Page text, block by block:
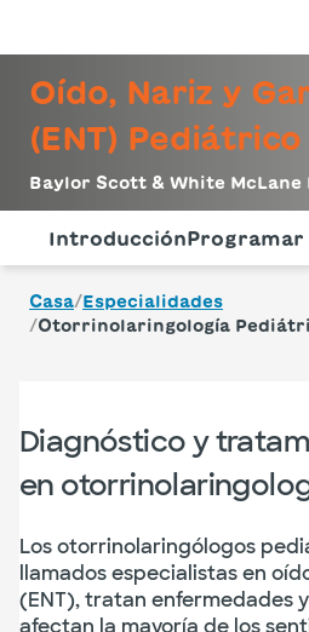
Oído, Nariz y
(ENT) Pediátrico
Baylor Scott & White McLane
Utilice esta navegación para
IntroducciónProgramar
Casa/Especialidades
/Otorrinolaringología
Diagnóstico y
en
Los otorrinolaringólogos
llamados especialistas en
(ENT), tratan enfermedades
afectan la mayoría de los